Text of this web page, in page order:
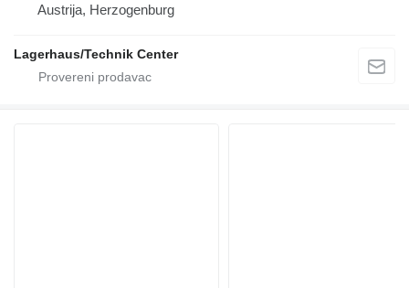
Austrija, Herzogenburg
Lagerhaus/Technik Center